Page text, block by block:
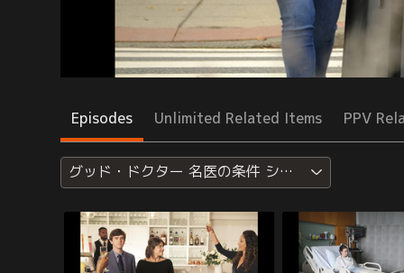
Episodes Unlimited Related Items PPV
グッド・ドクター 名医の条件 シーズン5